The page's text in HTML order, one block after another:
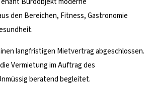
den Bereichen, Fitness, Gastronomie
langfristigen Mietvertrag abgeschlossen.
Vermietung im Auftrag des
beratend begleitet.